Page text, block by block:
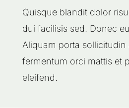
Quisque blandit dolor
dui facilisis sed. Donec
Aliquam porta sollicitudin
fermentum orci mattis et
eleifend.